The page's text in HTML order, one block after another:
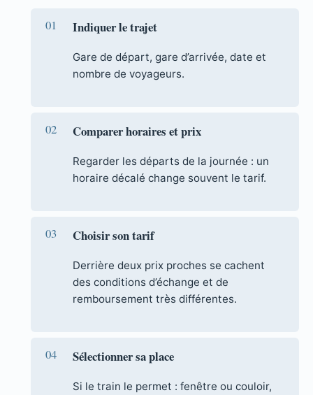
Indiquer le trajet
Gare de départ, gare d’arrivée, date et
nombre de voyageurs.
Comparer horaires et prix
Regarder les départs de la journée : un
horaire décalé change souvent le tarif.
Choisir son tarif
Derrière deux prix proches se cachent
des conditions d’échange et de
remboursement très différentes.
Sélectionner sa place
Si le train le permet : fenêtre ou couloir,